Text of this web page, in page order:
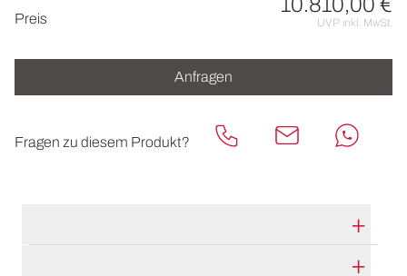
Preis UVP inkl. MwSt.
Anfragen
Fragen zu diesem Produkt?
HERSTELLERBESCHREIBUNG